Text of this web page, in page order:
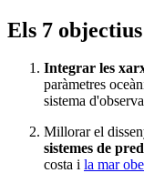
Els 7
Integrar les
paràmetres
sistema
Millorar el
sistemes de
costa i la mar